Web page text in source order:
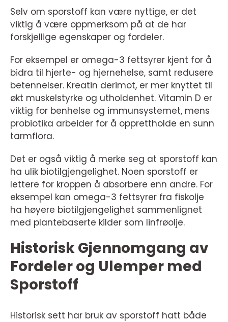
Selv om sporstoff kan være nyttige, er det
viktig å være oppmerksom på at de har
forskjellige egenskaper og fordeler.
For eksempel er omega-3 fettsyrer kjent for å
bidra til hjerte- og hjernehelse, samt redusere
betennelser. Kreatin derimot, er mer knyttet til
økt muskelstyrke og utholdenhet. Vitamin D er
viktig for benhelse og immunsystemet, mens
probiotika arbeider for å opprettholde en sunn
tarmflora.
Det er også viktig å merke seg at sporstoff kan
ha ulik biotilgjengelighet. Noen sporstoff er
lettere for kroppen å absorbere enn andre. For
eksempel kan omega-3 fettsyrer fra fiskolje
ha høyere biotilgjengelighet sammenlignet
med plantebaserte kilder som linfrøolje.
Historisk Gjennomgang av
Fordeler og Ulemper med
Sporstoff
Historisk sett har bruk av sporstoff hatt både